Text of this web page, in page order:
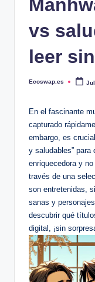
vs
leer
Posted
Ecoswap.es
En el fascinante
capturado
embargo, es
y saludables”
⁤enriquecedora y
través de una
‌son ⁢entretenidas,
sanas y
descubrir qué
digital, ¡sin